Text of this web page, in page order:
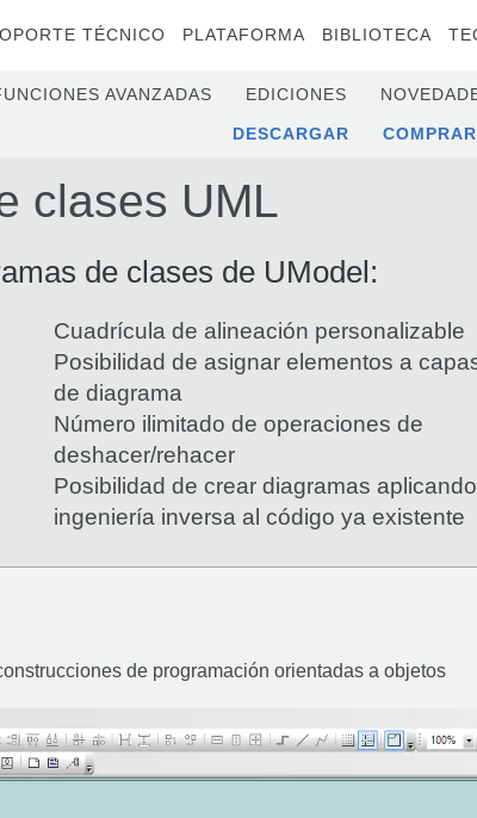
TÉCNICO PLATAFORMA BIBLIOTECA
AVANZADAS EDICIONES
DESCARGAR COMPRAR
clases UML
de clases de UModel:
Cuadrícula de alineación personalizable
Posibilidad de asignar elementos a
de diagrama
Número ilimitado de operaciones de
deshacer/rehacer
Posibilidad de crear diagramas aplicando
ingeniería inversa al código ya existente
de programación orientadas a objetos